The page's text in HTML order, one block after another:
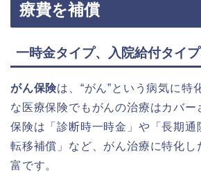
療費を補償
一時金タイプ、入院給付タイ
がん保険は、“がん”という病気に特
な医療保険でもがんの治療はカバー
保険は「診断時一時金」や「長期通
転移補償」など、がん治療に特化し
富です。